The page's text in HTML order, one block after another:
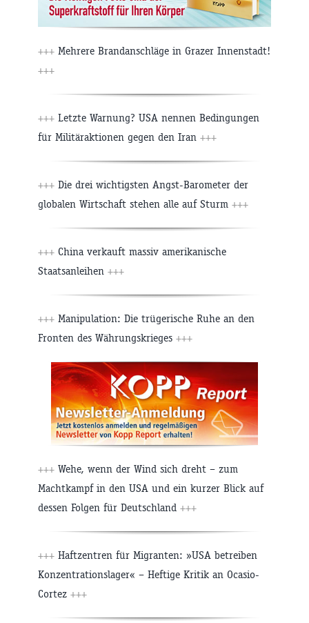
+++ Mehrere Brandanschläge in Grazer Innenstadt!
+++
+++ Letzte Warnung? USA nennen Bedingungen
für Militäraktionen gegen den Iran +++
+++ Die drei wichtigsten Angst-Barometer der
globalen Wirtschaft stehen alle auf Sturm +++
+++ China verkauft massiv amerikanische
Staatsanleihen +++
+++ Manipulation: Die trügerische Ruhe an den
Fronten des Währungskrieges +++
+++ Wehe, wenn der Wind sich dreht – zum
Machtkampf in den USA und ein kurzer Blick auf
dessen Folgen für Deutschland +++
+++ Haftzentren für Migranten: »USA betreiben
Konzentrationslager« – Heftige Kritik an Ocasio-
Cortez +++